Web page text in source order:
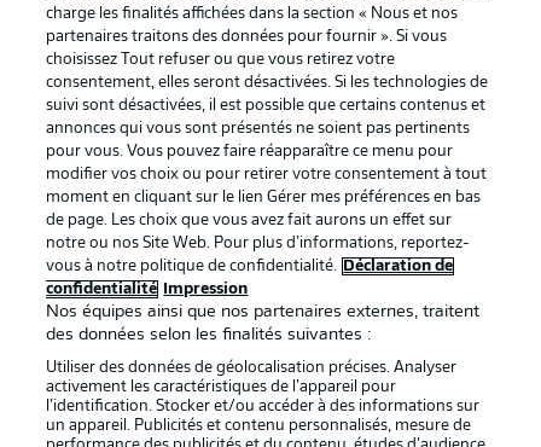
La publicité Conditions d’utilisation des
Mentions Légales Gérer mes préférences
Déclaration de
confidentialité
Diffuseurs
Travaux Contact
Impression Joueurs
charge les finalités affichées dans la section « Nous et nos
partenaires traitons des données pour fournir ». Si vous
choisissez Tout refuser ou que vous retirez votre
consentement, elles seront désactivées. Si les technologies de
suivi sont désactivées, il est possible que certains contenus et
annonces qui vous sont présentés ne soient pas pertinents
pour vous. Vous pouvez faire réapparaître ce menu pour
modifier vos choix ou pour retirer votre consentement à tout
moment en cliquant sur le lien Gérer mes préférences en bas
de page. Les choix que vous avez fait aurons un effet sur
notre ou nos Site Web. Pour plus d’informations, reportez-
vous à notre politique de confidentialité.
Déclaration de
confidentialité
Impression
Nos équipes ainsi que nos partenaires externes, traitent
des données selon les finalités suivantes :
Utiliser des données de géolocalisation précises. Analyser
activement les caractéristiques de l’appareil pour
l’identification. Stocker et/ou accéder à des informations sur
un appareil. Publicités et contenu personnalisés, mesure de